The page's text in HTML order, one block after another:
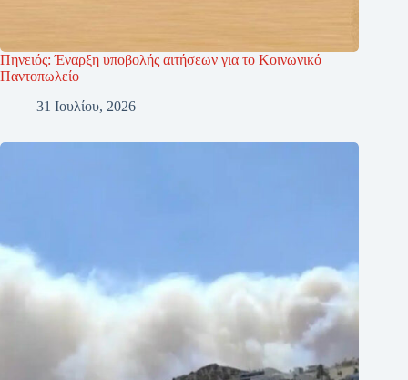
Πηνειός: Έναρξη υποβολής αιτήσεων για το Κοινωνικό
Παντοπωλείο
31 Ιουλίου, 2026